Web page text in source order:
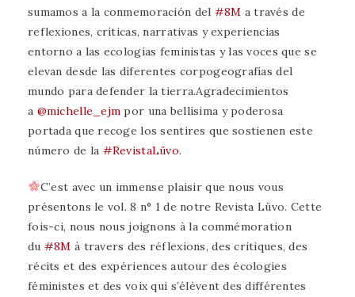
sumamos a la conmemoración del #8M a través de
reflexiones, críticas, narrativas y experiencias
entorno a las ecologías feministas y las voces que se
elevan desde las diferentes corpogeografías del
mundo para defender la tierra.Agradecimientos
a @michelle_ejm por una bellísima y poderosa
portada que recoge los sentires que sostienen este
número de la #RevistaLüvo.
C’est avec un immense plaisir que nous vous
présentons le vol. 8 n° 1 de notre Revista Lüvo. Cette
fois-ci, nous nous joignons à la commémoration
du #8M à travers des réflexions, des critiques, des
récits et des expériences autour des écologies
féministes et des voix qui s’élèvent des différentes